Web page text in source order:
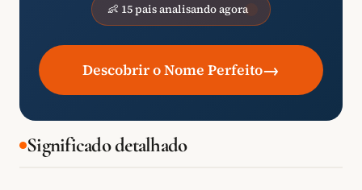
👶 15 pais analisando agora
Descobrir o Nome Perfeito→
Significado detalhado